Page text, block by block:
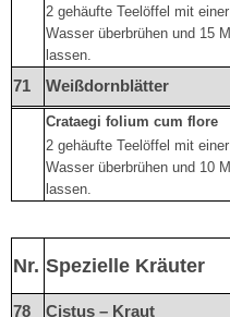
2 gehäufte Teelöffel mit
Wasser überbrühen und 15
lassen.
71 Weißdornblätter
Crataegi folium cum flore
2 gehäufte Teelöffel mit
Wasser überbrühen und 10
lassen.
Nr. Spezielle Kräuter
78 Cistus – Kraut